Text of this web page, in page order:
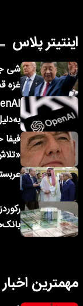
اینتیتر پلاس
شی
غزه
فیفا
بانک‌ها
مهمترین اخبار